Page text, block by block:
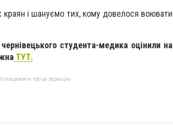
і шануємо тих, кому довелося воювати
студента-медика оцінили на
ТУТ.
повідомити про це редакцію